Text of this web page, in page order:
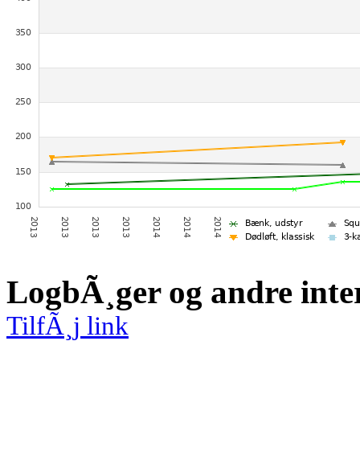
LogbÃ¸ger og andre
TilfÃ¸j link